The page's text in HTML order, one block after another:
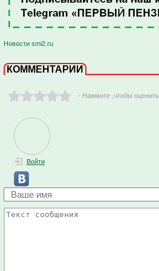
Новости smi2.ru
КОММЕНТАРИИ
- Нажмите ,чтобы оценить
Войти